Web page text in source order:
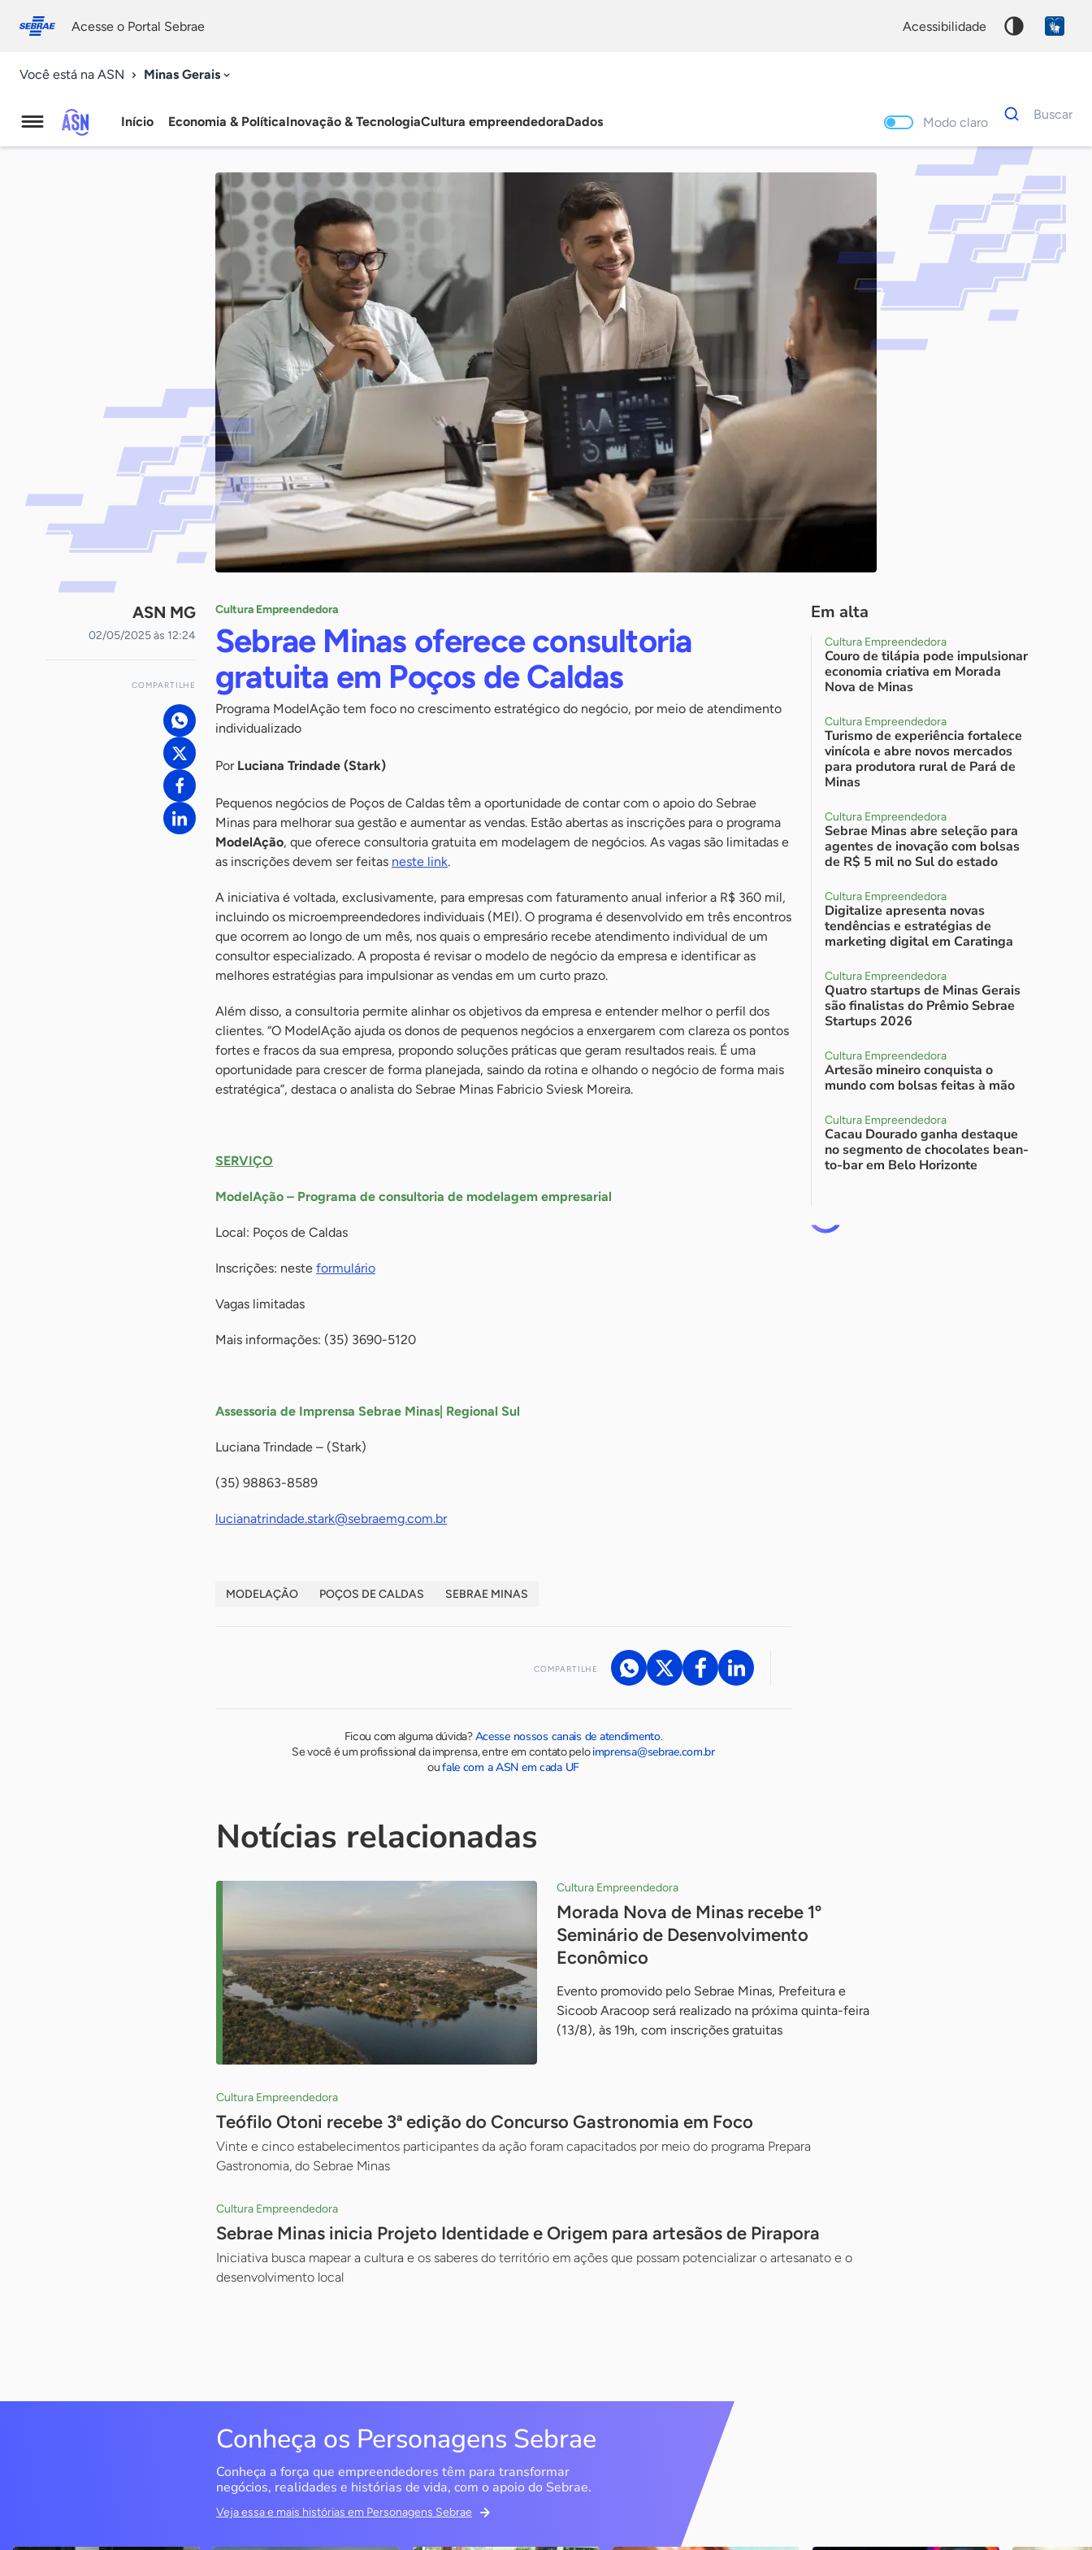
conosco
Acesse o Portal Sebrae acessibilidade
Você está na ASN Minas Gerais
Agência
Início Economia & PolíticaInovação & TecnologiaCultura empreendedoraDados Modo claro
Dados
para
Buscar
Palavra
chave
ASN MG
02/05/2025 às 12:24
COMPARTILHE
Cultura Empreendedora
Sebrae Minas oferece consultoria
gratuita em Poços de Caldas
Programa ModelAção tem foco no crescimento estratégico do negócio, por meio de atendimento
individualizado
Por Luciana Trindade (Stark)
Pequenos negócios de Poços de Caldas têm a oportunidade de contar com o apoio do Sebrae
Minas para melhorar sua gestão e aumentar as vendas. Estão abertas as inscrições para o programa
ModelAção, que oferece consultoria gratuita em modelagem de negócios. As vagas são limitadas e
as inscrições devem ser feitas neste link.
A iniciativa é voltada, exclusivamente, para empresas com faturamento anual inferior a R$ 360 mil,
incluindo os microempreendedores individuais (MEI). O programa é desenvolvido em três encontros
que ocorrem ao longo de um mês, nos quais o empresário recebe atendimento individual de um
consultor especializado. A proposta é revisar o modelo de negócio da empresa e identificar as
melhores estratégias para impulsionar as vendas em um curto prazo.
Além disso, a consultoria permite alinhar os objetivos da empresa e entender melhor o perfil dos
clientes. “O ModelAção ajuda os donos de pequenos negócios a enxergarem com clareza os pontos
fortes e fracos da sua empresa, propondo soluções práticas que geram resultados reais. É uma
oportunidade para crescer de forma planejada, saindo da rotina e olhando o negócio de forma mais
estratégica”, destaca o analista do Sebrae Minas Fabricio Sviesk Moreira.
SERVIÇO
ModelAção – Programa de consultoria de modelagem empresarial
Local: Poços de Caldas
Inscrições: neste formulário
Vagas limitadas
Mais informações: (35) 3690-5120
Assessoria de Imprensa Sebrae Minas| Regional Sul
Luciana Trindade – (Stark)
(35) 98863-8589
lucianatrindade.stark@sebraemg.com.br
MODELAÇÃO POÇOS DE CALDAS SEBRAE MINAS
COMPARTILHE
Ficou com alguma dúvida?Acesse nossos canais de atendimento.
Se você é um profissional da imprensa, entre em contato peloimprensa@sebrae.com.br
oufale com a ASN em cada UF
Em alta
Cultura Empreendedora
Couro de tilápia pode impulsionar
economia criativa em Morada
Nova de Minas
Cultura Empreendedora
Turismo de experiência fortalece
vinícola e abre novos mercados
para produtora rural de Pará de
Minas
Cultura Empreendedora
Sebrae Minas abre seleção para
agentes de inovação com bolsas
de R$ 5 mil no Sul do estado
Cultura Empreendedora
Digitalize apresenta novas
tendências e estratégias de
marketing digital em Caratinga
Cultura Empreendedora
Quatro startups de Minas Gerais
são finalistas do Prêmio Sebrae
Startups 2026
Cultura Empreendedora
Artesão mineiro conquista o
mundo com bolsas feitas à mão
Cultura Empreendedora
Cacau Dourado ganha destaque
no segmento de chocolates bean-
to-bar em Belo Horizonte
Notícias relacionadas
Cultura Empreendedora
Morada Nova de Minas recebe 1º
Seminário de Desenvolvimento
Econômico
Evento promovido pelo Sebrae Minas, Prefeitura e
Sicoob Aracoop será realizado na próxima quinta-feira
(13/8), às 19h, com inscrições gratuitas
Cultura Empreendedora
Teófilo Otoni recebe 3ª edição do Concurso Gastronomia em Foco
Vinte e cinco estabelecimentos participantes da ação foram capacitados por meio do programa Prepara
Gastronomia, do Sebrae Minas
Cultura Empreendedora
Sebrae Minas inicia Projeto Identidade e Origem para artesãos de Pirapora
Iniciativa busca mapear a cultura e os saberes do território em ações que possam potencializar o artesanato e o
desenvolvimento local
Conheça os Personagens Sebrae
Conheça a força que empreendedores têm para transformar
negócios, realidades e histórias de vida, com o apoio do Sebrae.
Veja essa e mais histórias em Personagens Sebrae